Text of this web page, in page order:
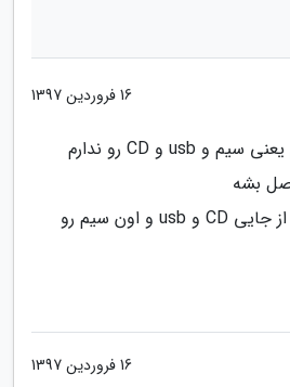
16 فروردین 1397
بشه
اگر ممکن نیست، میشه از جایی CD و usb و اون سیم رو
16 فروردین 1397